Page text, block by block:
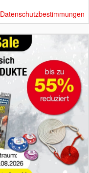
Datenschutzbestimmungen